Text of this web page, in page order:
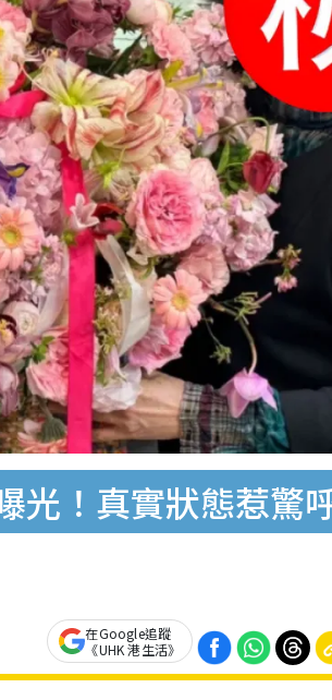
光！真實狀態惹驚
在Google追蹤
《UHK 港生活》